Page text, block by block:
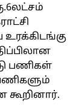
உரக்கிடங்கு
பணிகள்